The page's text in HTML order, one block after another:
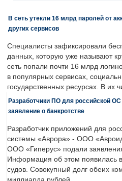
В сеть утекли 16 млрд паролей от
других сервисов
Специалисты зафиксировали
данных, которую уже называют
сеть попали почти 16 млрд
в популярных сервисах,
государственных ресурсах. В их
Разработчики ПО для российской
заявление о банкротстве
Разработчик приложений для
системы «Аврора» - ООО
ООО «Гиперус» подали
Информация об этом появилась
судов. Совокупный долг обеих